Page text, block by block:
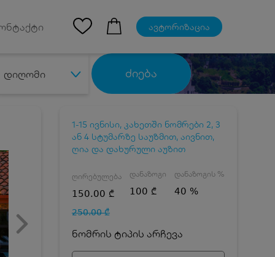
ავტორიზაცია
დიღომი ძიება
1-15 ივნისი, კახეთში ნომრები 2, 3
ან 4 სტუმარზე საუზმით, აივნით,
ღია და დახურული აუზით
ღირებულება
150.00 ₾
250.00 ₾
დანაზოგი
100 ₾
დანაზოგის %
40 %
ნომრის ტიპის არჩევა